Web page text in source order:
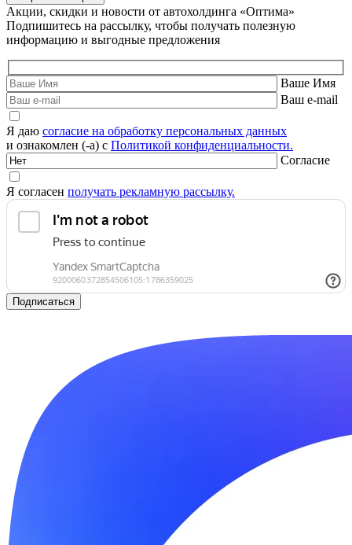
Акции, скидки и новости от автохолдинга «Оптима»
Подпишитесь на рассылку, чтобы получать полезную
информацию и выгодные предложения
Ваше Имя
Ваш e-mail
Я даю согласие на обработку персональных данных
и ознакомлен (-а) с Политикой конфиденциальности.
Согласие
Я согласен получать рекламную рассылку.